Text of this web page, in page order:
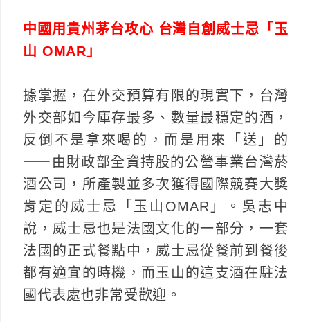
中國用貴州茅台攻心 台灣自創威士忌「玉
山 OMAR」
據掌握，在外交預算有限的現實下，台灣
外交部如今庫存最多、數量最穩定的酒，
反倒不是拿來喝的，而是用來「送」的
⸺由財政部全資持股的公營事業台灣菸
酒公司，所產製並多次獲得國際競賽大獎
肯定的威士忌「玉山OMAR」。吳志中
說，威士忌也是法國文化的一部分，一套
法國的正式餐點中，威士忌從餐前到餐後
都有適宜的時機，而玉山的這支酒在駐法
國代表處也非常受歡迎。